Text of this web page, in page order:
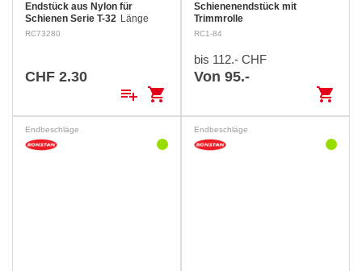
Endstück aus Nylon für
Schienen Serie T-32 Länge
über alles: 32 mm Breite über
RC73280
CHF 2.30
playlist_add shopping_cart
Schienenendstück mit
Trimmrolle
RC1-84
bis 112.- CHF
Von 95.-
shopping_cart
Endbeschläge Endbeschläge